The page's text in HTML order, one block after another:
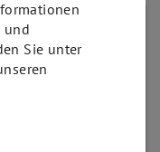
und
Sie unter